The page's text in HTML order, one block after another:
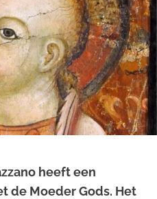
heeft een
de Moeder Gods. Het